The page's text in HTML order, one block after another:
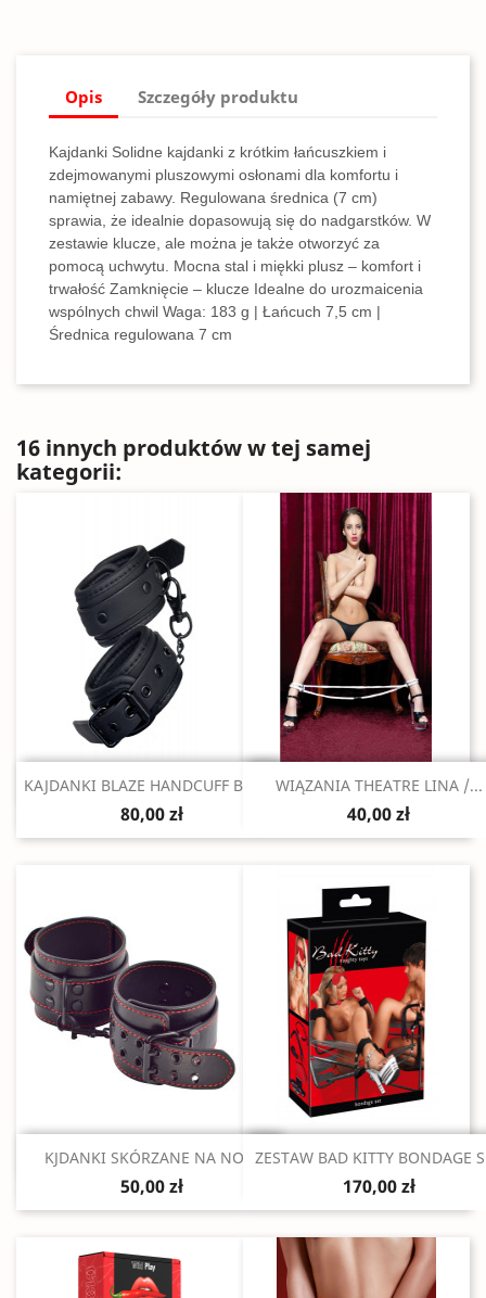
Opis Szczegóły produktu
Kajdanki Solidne kajdanki z krótkim łańcuszkiem i
zdejmowanymi pluszowymi osłonami dla komfortu i
namiętnej zabawy. Regulowana średnica (7 cm)
sprawia, że idealnie dopasowują się do nadgarstków. W
zestawie klucze, ale można je także otworzyć za
pomocą uchwytu. Mocna stal i miękki plusz – komfort i
trwałość Zamknięcie – klucze Idealne do urozmaicenia
wspólnych chwil Waga: 183 g | Łańcuch 7,5 cm |
Średnica regulowana 7 cm
16 innych produktów w tej samej
kategorii:
 Szybki podgląd
KAJDANKI BLAZE HANDCUFF BLACK
80,00 zł
Szybki podgląd
WIĄZANIA THEATRE LINA /...
40,00 zł
Szybki podgląd
KJDANKI SKÓRZANE NA NOGI
50,00 zł
Szybki podgląd
ZESTAW BAD KITTY BONDAGE
170,00 zł